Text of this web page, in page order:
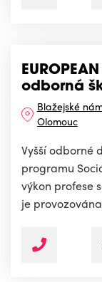
odborná
Blažejské
Olomouc
Vyšší odborné
programu
výkon profese
je